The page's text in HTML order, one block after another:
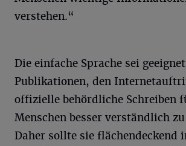
verstehen.“
Die einfache Sprache sei
Publikationen, den
offizielle behördliche Schreiben
Menschen besser verständlich
Daher sollte sie flächendeckend